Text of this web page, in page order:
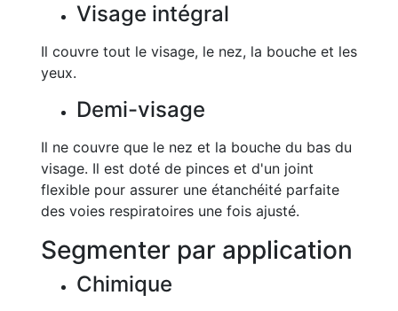
Visage intégral
Il couvre tout le visage, le nez, la bouche et les
yeux.
Demi-visage
Il ne couvre que le nez et la bouche du bas du
visage. Il est doté de pinces et d'un joint
flexible pour assurer une étanchéité parfaite
des voies respiratoires une fois ajusté.
Segmenter par application
Chimique